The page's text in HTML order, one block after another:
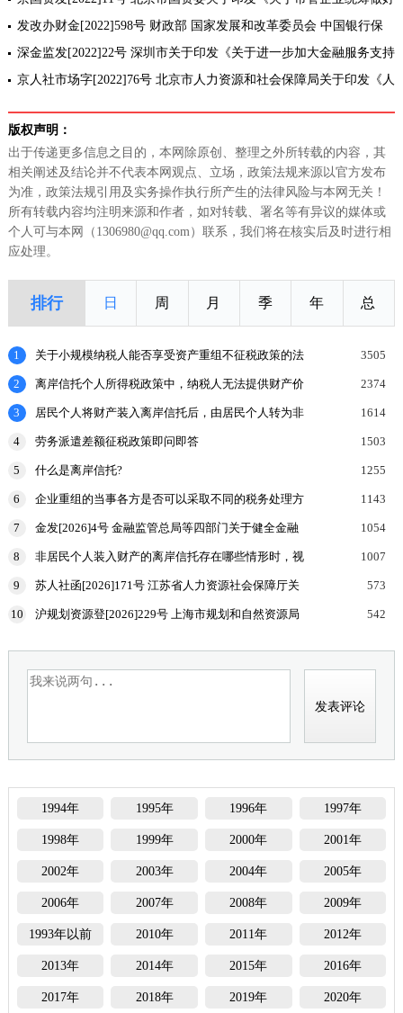
疫情防控稳定经济增长的实施意见》的通知
发改办财金[2022]598号 财政部 国家发展和改革委员会 中国银行保
险监督管理委员会关于推广疫情防控保险 助力做好保市场主体保就业
保民生
深金监发[2022]22号 深圳市关于印发《关于进一步加大金融服务支持
疫情防控 促经济保民生稳发展的实施方案》的通知
京人社市场字[2022]76号 北京市人力资源和社会保障局关于印发《人
版权声明：
出于传递更多信息之目的，本网除原创、整理之外所转载的内容，其
相关阐述及结论并不代表本网观点、立场，政策法规来源以官方发布
为准，政策法规引用及实务操作执行所产生的法律风险与本网无关！
所有转载内容均注明来源和作者，如对转载、署名等有异议的媒体或
个人可与本网（1306980@qq.com）联系，我们将在核实后及时进行相
应处理。
排行 日 周 月 季 年 总
1
关于小规模纳税人能否享受资产重组不征税政策的法
3505
2
离岸信托个人所得税政策中，纳税人无法提供财产价
2374
3
居民个人将财产装入离岸信托后，由居民个人转为非
申报表和涉
1614
4 劳务派遣差额征税政策即问即答 1503
5 什么是离岸信托? 1255
6
企业重组的当事各方是否可以采取不同的税务处理方
1143
7
金发[2026]4号 金融监管总局等四部门关于健全金融
1054
8
非居民个人装入财产的离岸信托存在哪些情形时，视
规定申报
1007
9
苏人社函[2026]171号 江苏省人力资源社会保障厅关
573
10
沪规划资源登[2026]229号 上海市规划和自然资源局
置
542
1994年 1995年 1996年 1997年
1998年 1999年 2000年 2001年
2002年 2003年 2004年 2005年
2006年 2007年 2008年 2009年
1993年以前 2010年 2011年 2012年
2013年 2014年 2015年 2016年
2017年 2018年 2019年 2020年